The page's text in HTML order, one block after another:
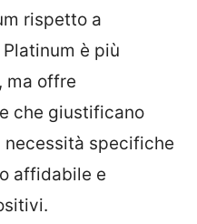
rispetto a
è più
ma offre
che giustificano
necessità specifiche
affidabile e